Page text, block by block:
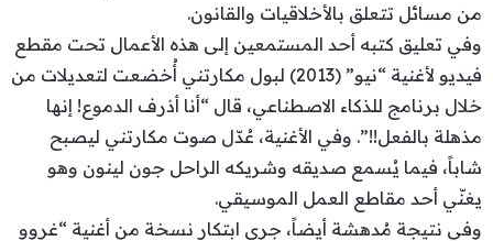
من مسائل تتعلق بالأخلاقيات والقانون.
وفي تعليق كتبه أحد المستمعين إلى هذه الأعمال تحت مقطع
فيديو لأغنية “نيو” (2013) لبول مكارتني أُخضعت لتعديلات من
خلال برنامج للذكاء الاصطناعي، قال “أنا أذرف الدموع! إنها
مذهلة بالفعل!!”. وفي الأغنية، عُدّل صوت مكارتني ليصبح
شاباً، فيما يُسمع صديقه وشريكه الراحل جون لينون وهو
يغنّي أحد مقاطع العمل الموسيقي.
وفي نتيجة مُدهشة أيضاً، جرى ابتكار نسخة من أغنية “غروو